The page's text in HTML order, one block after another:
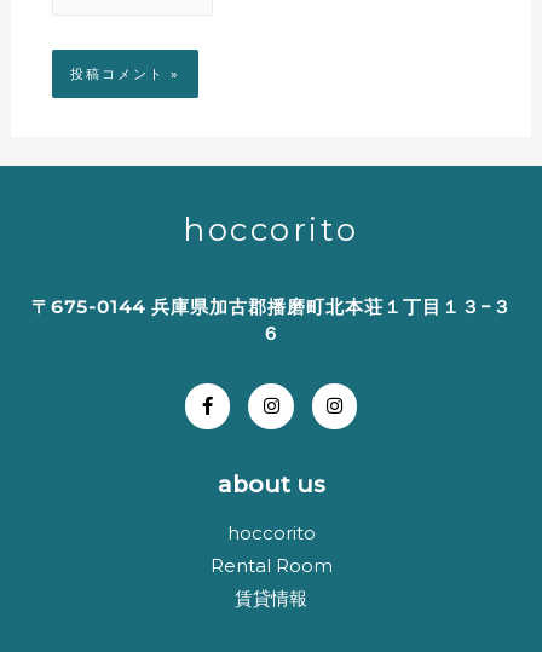
hoccorito
〒675-0144 兵庫県加古郡播磨町北本荘１丁目１３−３
６
about us
hoccorito
Rental Room
賃貸情報